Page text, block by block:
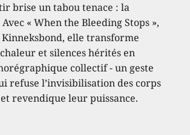
brise un tabou tenace : la
« When the Bleeding Stops »,
elle transforme
et silences hérités en
collectif - un geste
refuse l’invisibilisation des corps
revendique leur puissance.